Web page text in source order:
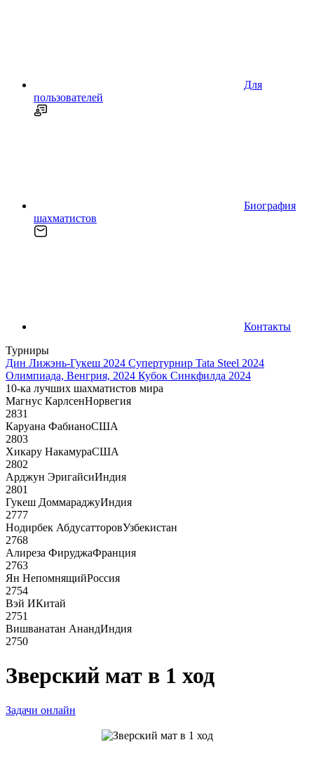
Для
пользователей
Биография
шахматистов
Контакты
Турниры
Дин Лижэнь-Гукеш 2024 Супертурнир Tata Steel 2024
Олимпиада, Венгрия, 2024 Кубок Синкфилда 2024
10-ка лучших шахматистов мира
Магнус КарлсенНорвегия
2831
Каруана ФабианоСША
2803
Хикару НакамураСША
2802
Арджун ЭригайсиИндия
2801
Гукеш ДоммараджуИндия
2777
Нодирбек АбдусатторовУзбекистан
2768
Алиреза ФируджаФранция
2763
Ян НепомнящийРоссия
2754
Вэй ИКитай
2751
Вишванатан АнандИндия
2750
Зверский мат в 1 ход
Задачи онлайн